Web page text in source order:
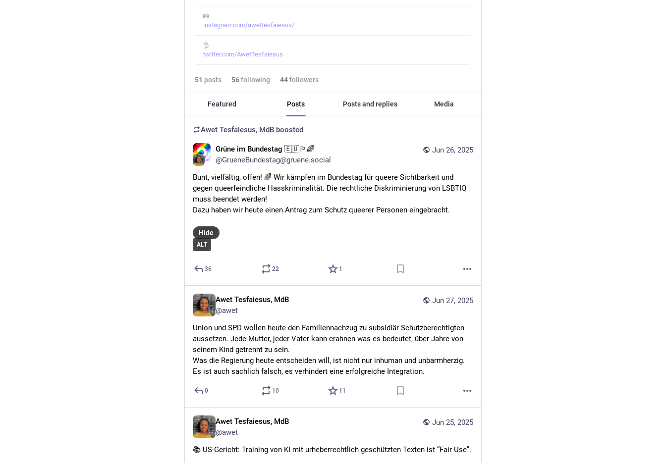
📸
instagram.com/awettesfaiesus/
🦤
twitter.com/AwetTesfaiesus
51 posts 56following 44followers
Featured Posts Posts and replies Media
Awet Tesfaiesus, MdB boosted
Jun 26, 2025
Grüne im Bundestag 🇪🇺🏳️‍🌈
@GrueneBundestag@gruene.social
Bunt, vielfältig, offen! 🌈 Wir kämpfen im Bundestag für queere Sichtbarkeit und
gegen queerfeindliche Hasskriminalität. Die rechtliche Diskriminierung von LSBTIQ
muss beendet werden!
Dazu haben wir heute einen Antrag zum Schutz queerer Personen eingebracht.
ALT
Hide
36 22 1
Jun 27, 2025
Awet Tesfaiesus, MdB
@awet
Union und SPD wollen heute den Familiennachzug zu subsidiär Schutzberechtigten
aussetzen. Jede Mutter, jeder Vater kann erahnen was es bedeutet, über Jahre von
seinem Kind getrennt zu sein.
Was die Regierung heute entscheiden will, ist nicht nur inhuman und unbarmherzig.
Es ist auch sachlich falsch, es verhindert eine erfolgreiche Integration.
0 10 11
Jun 25, 2025
Awet Tesfaiesus, MdB
@awet
📚 US-Gericht: Training von KI mit urheberrechtlich geschützten Texten ist “Fair Use”.